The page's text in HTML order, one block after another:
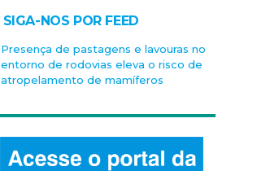
SIGA-NOS POR FEED
Presença de pastagens e lavouras no
entorno de rodovias eleva o risco de
atropelamento de mamíferos